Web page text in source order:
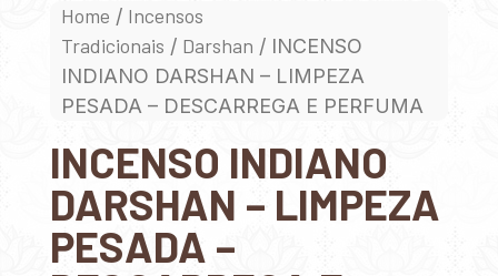
Home / Incensos
Tradicionais / Darshan / INCENSO
INDIANO DARSHAN – LIMPEZA
PESADA – DESCARREGA E PERFUMA
INCENSO INDIANO
DARSHAN – LIMPEZA
PESADA –